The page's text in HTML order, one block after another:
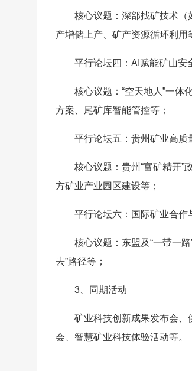
核心议题：深部找矿技术（
产增储上产、矿产资源循环利用
平行论坛四：AI赋能矿山安
核心议题：“空天地人”一体
方案、尾矿库智能管控等；
平行论坛五：贵州矿业高质
核心议题：贵州“富矿精开
方矿业产业园区建设等；
平行论坛六：国际矿业合作
核心议题：东盟及“一带一
去”路径等；
3、同期活动
矿业科技创新成果发布会
会、智慧矿业科技体验活动等。